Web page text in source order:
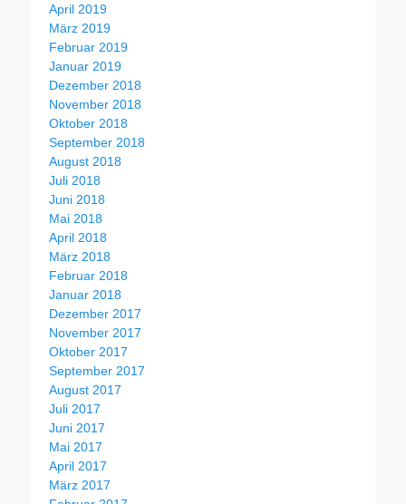
April 2019
März 2019
Februar 2019
Januar 2019
Dezember 2018
November 2018
Oktober 2018
September 2018
August 2018
Juli 2018
Juni 2018
Mai 2018
April 2018
März 2018
Februar 2018
Januar 2018
Dezember 2017
November 2017
Oktober 2017
September 2017
August 2017
Juli 2017
Juni 2017
Mai 2017
April 2017
März 2017